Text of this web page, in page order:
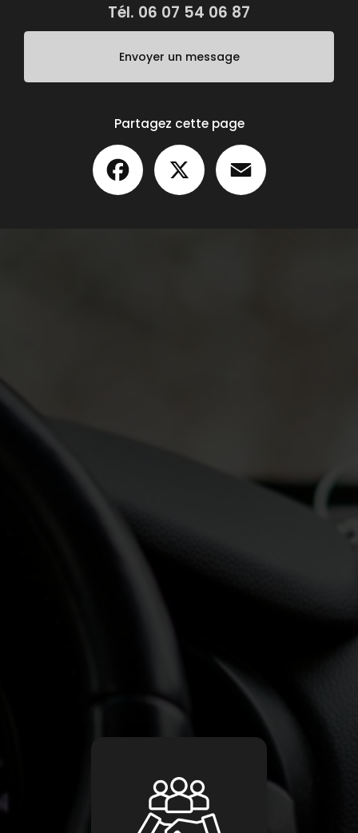
Tél. 06 07 54 06 87
Envoyer un message
Partagez cette page
Facebook